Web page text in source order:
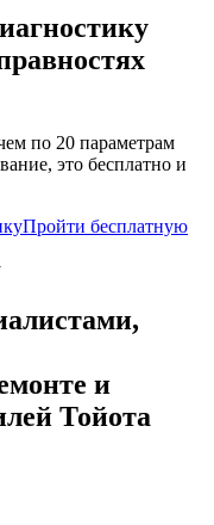
по 20 параметрам
это бесплатно и
Пройти бесплатную
и
Тойота